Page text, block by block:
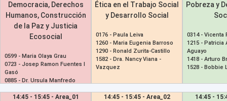
Democracia, Derechos
Humanos, Construcción
de la Paz y Justicia
Ecosocial
0599 - Maria Olaya Grau
0723 - Josep Ramon Fuentes I
Gasó
0885 - Dr. Ursula Manfredo
14:45 - 15:45 - Area_01
Ética en el Trabajo Social
y Desarrollo Social
0176 - Paula Leiva
1260 - Maria Eugenia Barroso
1290 - Ronald Zurita-Castillo
1582 - Dra. Nancy Viana -
Vazquez
14:45 - 15:45 - Area_02
Pobreza y
0314 - Vicenta
1215 - Patricia
Aguayo
1418 - Arturo
1528 - Bobbie
14:45 -